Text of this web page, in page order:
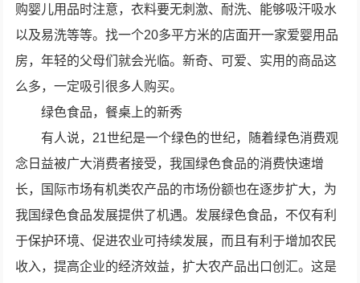
购婴儿用品时注意，衣料要无刺激、耐洗、能够吸汗吸水
以及易洗等等。找一个20多平方米的店面开一家爱婴用品
房，年轻的父母们就会光临。新奇、可爱、实用的商品这
么多，一定吸引很多人购买。
绿色食品，餐桌上的新秀
有人说，21世纪是一个绿色的世纪，随着绿色消费观
念日益被广大消费者接受，我国绿色食品的消费快速增
长，国际市场有机类农产品的市场份额也在逐步扩大，为
我国绿色食品发展提供了机遇。发展绿色食品，不仅有利
于保护环境、促进农业可持续发展，而且有利于增加农民
收入，提高企业的经济效益，扩大农产品出口创汇。这是